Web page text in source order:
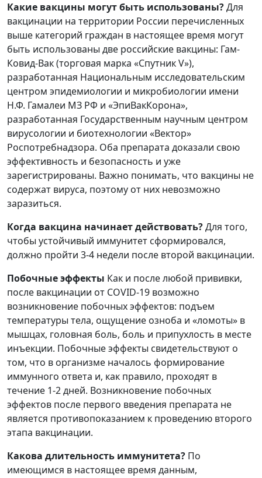
Какие вакцины могут быть использованы?Для
вакцинации на территории России перечисленных
выше категорий граждан в настоящее время могут
быть использованы две российские вакцины: Гам-
Ковид-Вак (торговая марка «Спутник V»),
разработанная Национальным исследовательским
центром эпидемиологии и микробиологии имени
Н.Ф. Гамалеи МЗ РФ и «ЭпиВакКорона»,
разработанная Государственным научным центром
вирусологии и биотехнологии «Вектор»
Роспотребнадзора. Оба препарата доказали свою
эффективность и безопасность и уже
зарегистрированы. Важно понимать, что вакцины не
содержат вируса, поэтому от них невозможно
заразиться.
Когда вакцина начинает действовать?Для того,
чтобы устойчивый иммунитет сформировался,
должно пройти 3-4 недели после второй вакцинации.
Побочные эффекты Как и после любой прививки,
после вакцинации от COVID-19 возможно
возникновение побочных эффектов: подъем
температуры тела, ощущение озноба и «ломоты» в
мышцах, головная боль, боль и припухлость в месте
инъекции. Побочные эффекты свидетельствуют о
том, что в организме началось формирование
иммунного ответа и, как правило, проходят в
течение 1-2 дней. Возникновение побочных
эффектов после первого введения препарата не
является противопоказанием к проведению второго
этапа вакцинации.
Какова длительность иммунитета? По
имеющимся в настоящее время данным,